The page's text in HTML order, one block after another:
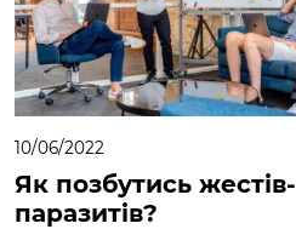
10/06/2022
Як позбутись жестів-
паразитів?